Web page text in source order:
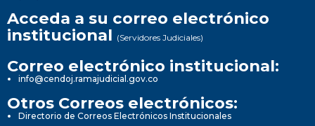
Acceda a su correo electrónico
institucional (Servidores Judiciales)
Correo electrónico institucional:
info@cendoj.ramajudicial.gov.co
Otros Correos electrónicos:
Directorio de Correos Electrónicos Institucionales